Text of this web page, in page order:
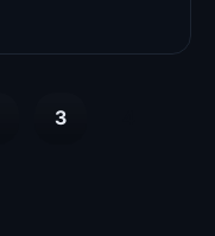
3